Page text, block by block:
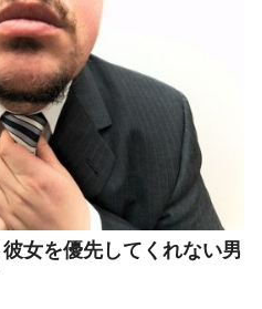
女を優先してくれない男